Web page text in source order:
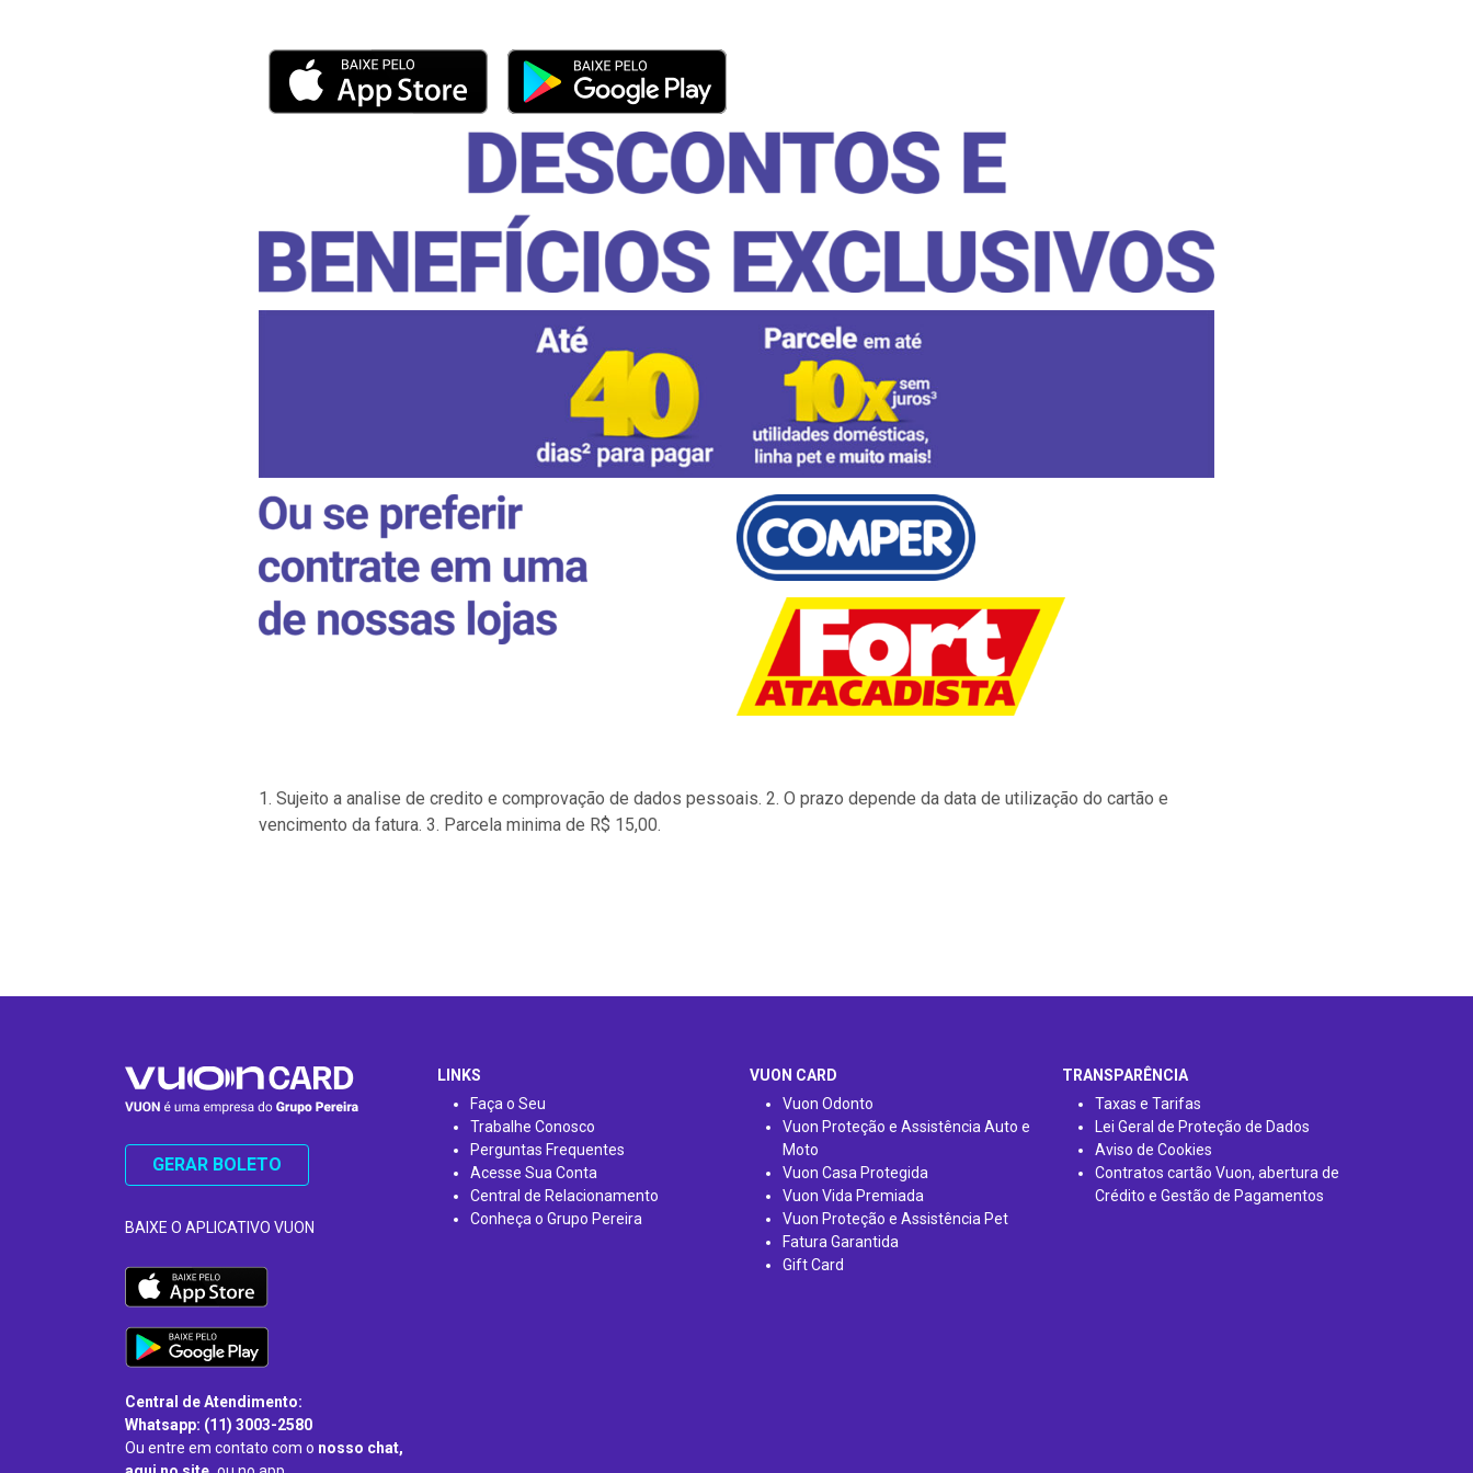
1. Sujeito a analise de credito e comprovação de dados pessoais. 2. O prazo depende da data de utilização do cartão e
vencimento da fatura. 3. Parcela minima de R$ 15,00.
GERAR BOLETO
BAIXE O APLICATIVO VUON
Central de Atendimento:
Whatsapp: (11) 3003-2580
Ou entre em contato com o nosso chat,
LINKS
Faça o Seu
Trabalhe Conosco
Perguntas Frequentes
Acesse Sua Conta
Central de Relacionamento
Conheça o Grupo Pereira
VUON CARD
Vuon Odonto
Vuon Proteção e Assistência Auto e
Moto
Vuon Casa Protegida
Vuon Vida Premiada
Vuon Proteção e Assistência Pet
Fatura Garantida
Gift Card
TRANSPARÊNCIA
Taxas e Tarifas
Lei Geral de Proteção de Dados
Aviso de Cookies
Contratos cartão Vuon, abertura de
Crédito e Gestão de Pagamentos